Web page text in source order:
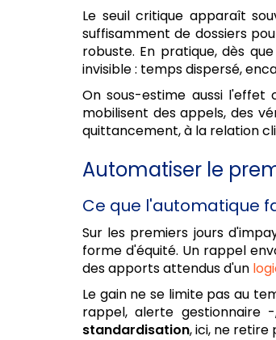
Le seuil critique apparaît
suffisamment de dossiers
robuste. En pratique, dès
invisible : temps dispersé,
On sous-estime aussi l'effet
mobilisent des appels, des
quittancement, à la relation
Automatiser le
Ce que l'automatique
Sur les premiers jours
forme d'équité. Un rappel
des apports attendus d'un
Le gain ne se limite pas au
rappel, alerte gestionnaire
standardisation, ici, ne retire